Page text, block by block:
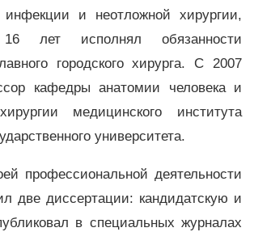
инфекции и неотложной хирургии,
16 лет исполнял обязанности
городского хирурга. С 2007
кафедры анатомии человека и
медицинского института
университета.
профессиональной деятельности
две диссертации: кандидатскую и
в специальных журналах